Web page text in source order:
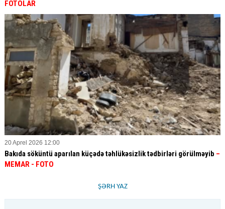
FOTOLAR
20 Aprel 2026 12:00
Bakıda söküntü aparılan küçədə təhlükəsizlik tədbirləri görülməyib –
MEMAR - FOTO
ŞƏRH YAZ